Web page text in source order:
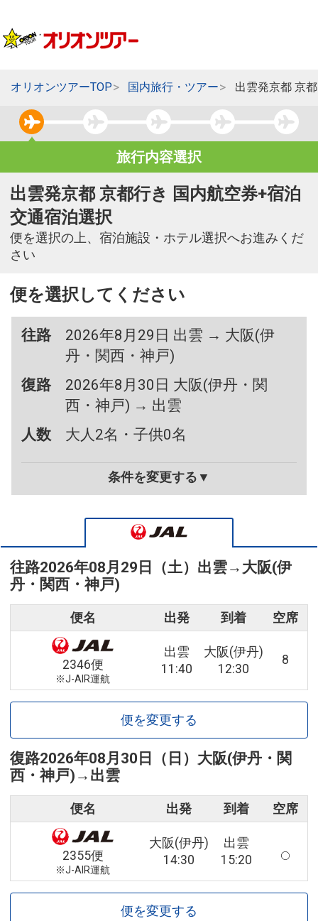
オリオンツアーTOP 国内旅行・ツアー 出雲発京都 京
旅行内容選択
出雲発京都 京都行き 国内航空券+宿泊
交通宿泊選択
便を選択の上、宿泊施設・ホテル選択へお進みくだ
さい
便を選択してください
往路
2026年8月29日 出雲 → 大阪(伊
丹・関西・神戸)
復路
2026年8月30日 大阪(伊丹・関
西・神戸) → 出雲
人数
大人2名・子供0名
条件を変更する▼
往路2026年08月29日（土） 出雲→ 大阪(伊
丹・関西・神戸)
便名 出発 到着 空席
2346便
※J-AIR運航
出雲
11:40
大阪(伊丹)
12:30
8
便を変更する
復路2026年08月30日（日） 大阪(伊丹・関
西・神戸) → 出雲
便名 出発 到着 空席
2355便
※J-AIR運航
大阪(伊丹)
14:30
出雲
15:20
便を変更する